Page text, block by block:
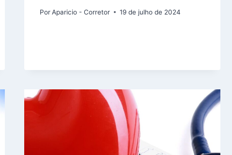
Por Aparicio - Corretor 19 de julho de 2024